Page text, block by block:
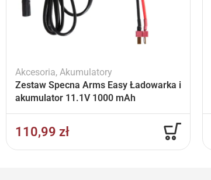
Akcesoria, Akumulatory
Zestaw Specna Arms Easy Ładowarka i
akumulator 11.1V 1000 mAh
110,99 zł